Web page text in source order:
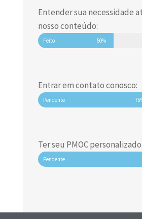
Entender sua necessidade
nosso conteúdo:
Feito 50%
Entrar em contato conosco:
Pendente
Ter seu PMOC
Pendente